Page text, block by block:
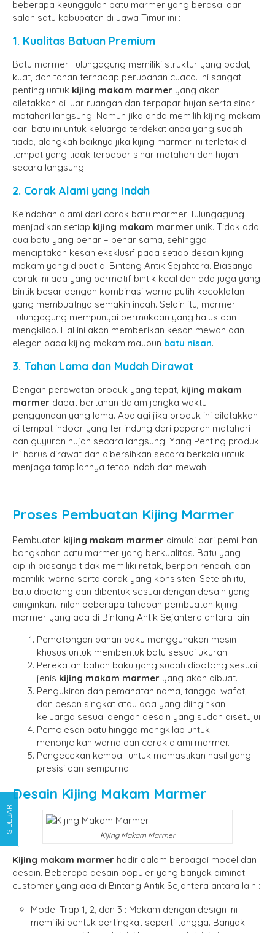
beberapa keunggulan batu marmer yang berasal dari
salah satu kabupaten di Jawa Timur ini :
1. Kualitas Batuan Premium
Batu marmer Tulungagung memiliki struktur yang padat,
kuat, dan tahan terhadap perubahan cuaca. Ini sangat
penting untuk kijing makam marmer yang akan
diletakkan di luar ruangan dan terpapar hujan serta sinar
matahari langsung. Namun jika anda memilih kijing makam
dari batu ini untuk keluarga terdekat anda yang sudah
tiada, alangkah baiknya jika kijing marmer ini terletak di
tempat yang tidak terpapar sinar matahari dan hujan
secara langsung.
2. Corak Alami yang Indah
Keindahan alami dari corak batu marmer Tulungagung
menjadikan setiap kijing makam marmer unik. Tidak ada
dua batu yang benar – benar sama, sehingga
menciptakan kesan eksklusif pada setiap desain kijing
makam yang dibuat di Bintang Antik Sejahtera. Biasanya
corak ini ada yang bermotif bintik kecil dan ada juga yang
bintik besar dengan kombinasi warna putih kecoklatan
yang membuatnya semakin indah. Selain itu, marmer
Tulungagung mempunyai permukaan yang halus dan
mengkilap. Hal ini akan memberikan kesan mewah dan
elegan pada kijing makam maupun batu nisan.
3. Tahan Lama dan Mudah Dirawat
Dengan perawatan produk yang tepat, kijing makam
marmer dapat bertahan dalam jangka waktu
penggunaan yang lama. Apalagi jika produk ini diletakkan
di tempat indoor yang terlindung dari paparan matahari
dan guyuran hujan secara langsung. Yang Penting produk
ini harus dirawat dan dibersihkan secara berkala untuk
menjaga tampilannya tetap indah dan mewah.
Proses Pembuatan Kijing Marmer
Pembuatan kijing makam marmer dimulai dari pemilihan
bongkahan batu marmer yang berkualitas. Batu yang
dipilih biasanya tidak memiliki retak, berpori rendah, dan
memiliki warna serta corak yang konsisten. Setelah itu,
batu dipotong dan dibentuk sesuai dengan desain yang
diinginkan. Inilah beberapa tahapan pembuatan kijing
marmer yang ada di Bintang Antik Sejahtera antara lain:
Pemotongan bahan baku menggunakan mesin
khusus untuk membentuk batu sesuai ukuran.
Perekatan bahan baku yang sudah dipotong sesuai
jenis kijing makam marmer yang akan dibuat.
Pengukiran dan pemahatan nama, tanggal wafat,
dan pesan singkat atau doa yang diinginkan
keluarga sesuai dengan desain yang sudah disetujui.
Pemolesan batu hingga mengkilap untuk
menonjolkan warna dan corak alami marmer.
Pengecekan kembali untuk memastikan hasil yang
presisi dan sempurna.
Desain Kijing Makam Marmer
Kijing Makam Marmer
Kijing makam marmer hadir dalam berbagai model dan
desain. Beberapa desain populer yang banyak diminati
customer yang ada di Bintang Antik Sejahtera antara lain :
Model Trap 1, 2, dan 3 : Makam dengan design ini
memiliki bentuk bertingkat seperti tangga. Banyak
SIDEBAR